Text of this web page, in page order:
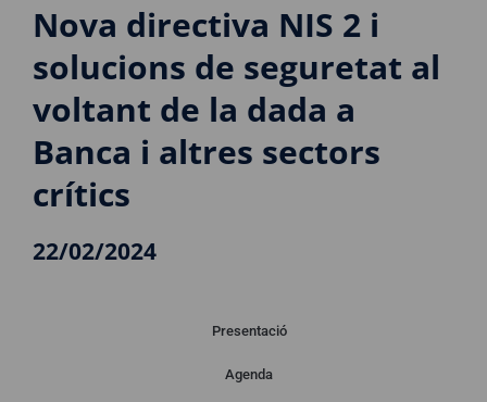
Nova directiva NIS 2 i
solucions de seguretat al
voltant de la dada a
Banca i altres sectors
crítics
22/02/2024
Presentació
Agenda